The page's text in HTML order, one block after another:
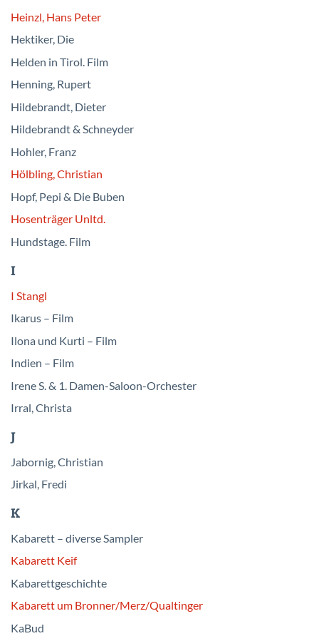
Heinzl, Hans Peter
Hektiker, Die
Helden in Tirol. Film
Henning, Rupert
Hildebrandt, Dieter
Hildebrandt & Schneyder
Hohler, Franz
Hölbling, Christian
Hopf, Pepi & Die Buben
Hosenträger Unltd.
Hundstage. Film
I
I Stangl
Ikarus – Film
Ilona und Kurti – Film
Indien – Film
Irene S. & 1. Damen-Saloon-Orchester
Irral, Christa
J
Jabornig, Christian
Jirkal, Fredi
K
Kabarett – diverse Sampler
Kabarett Keif
Kabarettgeschichte
Kabarett um Bronner/Merz/Qualtinger
KaBud